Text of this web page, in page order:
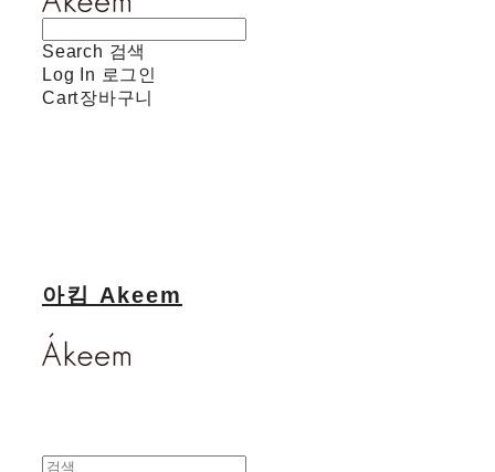
Search 검색
Log In 로그인
Cart장바구니
아킴 Akeem